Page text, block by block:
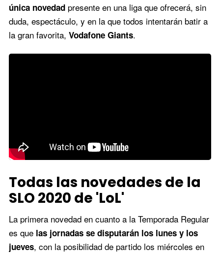
única novedadpresente en una liga que ofrecerá, sin
duda, espectáculo, y en la que todos intentarán batir a
la gran favorita, Vodafone Giants.
Todas las novedades de la
SLO 2020 de 'LoL'
La primera novedad en cuanto a la Temporada Regular
es que las jornadas se disputarán los lunes y los
jueves, con la posibilidad de partido los miércoles en